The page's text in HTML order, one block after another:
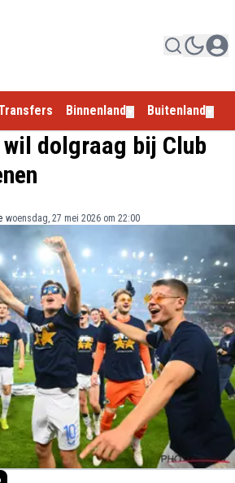
Binnenland Buitenland
wil dolgraag bij Club
woensdag, 27 mei 2026 om 22:00